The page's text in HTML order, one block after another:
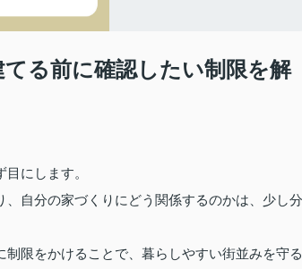
る前に確認したい制限を解
にします。
自分の家づくりにどう関係するのかは、少し分
限をかけることで、暮らしやすい街並みを守る